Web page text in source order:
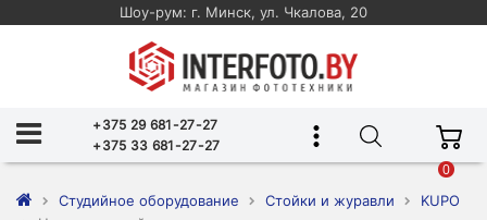
Шоу-рум: г. Минск, ул. Чкалова, 20
+375 29 681-27-27
+375 33 681-27-27
0
Студийное оборудование Стойки и журавли
KUPO